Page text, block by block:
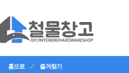
홈으로 즐겨찾기